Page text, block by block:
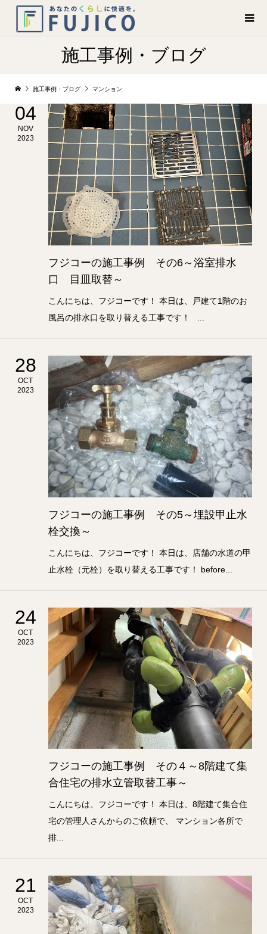
施工事例・ブログ
施工事例・ブログ マンション
04
NOV
2023
フジコーの施工事例 その6～浴室排水
口 目皿取替～
こんにちは、フジコーです！ 本日は、戸建て1階のお
風呂の排水口を取り替える工事です！ ...
28
OCT
2023
フジコーの施工事例 その5～埋設甲止水
栓交換～
こんにちは、フジコーです！ 本日は、店舗の水道の甲
止水栓（元栓）を取り替える工事です！ before...
24
OCT
2023
フジコーの施工事例 その４～8階建て集
合住宅の排水立管取替工事～
こんにちは、フジコーです！ 本日は、8階建て集合住
宅の管理人さんからのご依頼で、 マンション各所で
排...
21
OCT
2023